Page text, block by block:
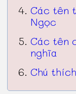
Các tên
Ngọc
Các tên
nghĩa
Chú